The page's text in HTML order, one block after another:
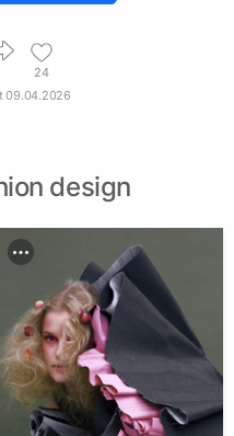
24
09.04.2026
design